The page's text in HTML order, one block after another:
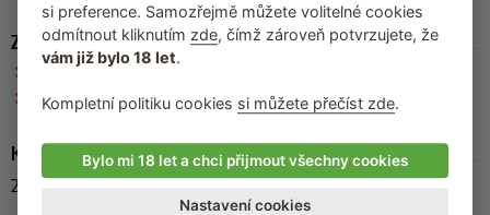
Zařazeno
Svenjoyment
Pánská tanga
Kód produktu
21113901701
si preference. Samozřejmě můžete volitelné cookies
odmítnout kliknutím zde, čímž zároveň potvrzujete, že
vám již bylo 18 let.
Kompletní politiku cookies si můžete přečíst zde.
Bylo mi 18 let a chci přijmout všechny cookies
Nastavení cookies